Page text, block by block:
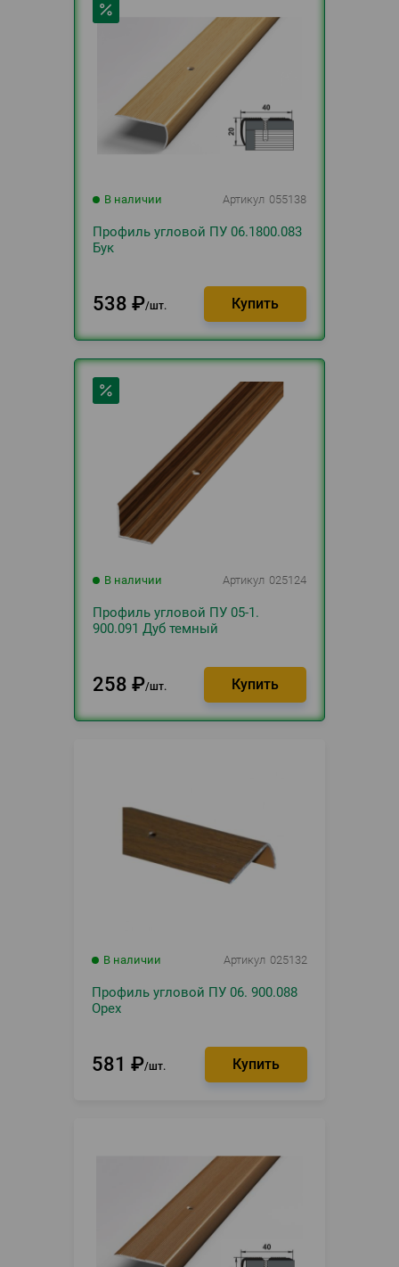
В наличии Артикул 055138
Профиль угловой ПУ 06.1800.083
Бук
538 ₽ шт.
В наличии Артикул 025124
Профиль угловой ПУ 05-1.
900.091 Дуб темный
258 ₽ шт.
В наличии Артикул 025132
Профиль угловой ПУ 06. 900.088
Орех
581 ₽ шт.